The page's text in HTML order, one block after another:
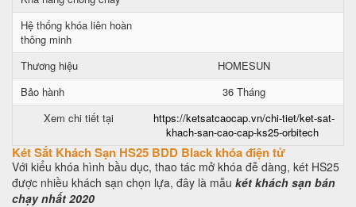
Hệ thống khóa liên hoàn
thông minh
Thương hiệu
HOMESUN
Bảo hành
36 Tháng
Xem chi tiết tại
https://ketsatcaocap.vn/chi-tiet/ket-sat-
khach-san-cao-cap-ks25-orbitech
Két Sắt Khách Sạn HS25 BDD Black khóa điện tử
Với kiểu khóa hình bầu dục, thao tác mở khóa đễ dàng, két HS25
được nhiều khách sạn chọn lựa, đây là mẫu két khách sạn bán
chạy nhất 2020